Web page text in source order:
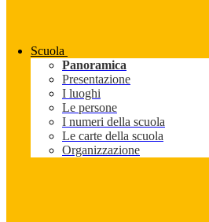
Scuola
Panoramica
Presentazione
I luoghi
Le persone
I numeri della scuola
Le carte della scuola
Organizzazione